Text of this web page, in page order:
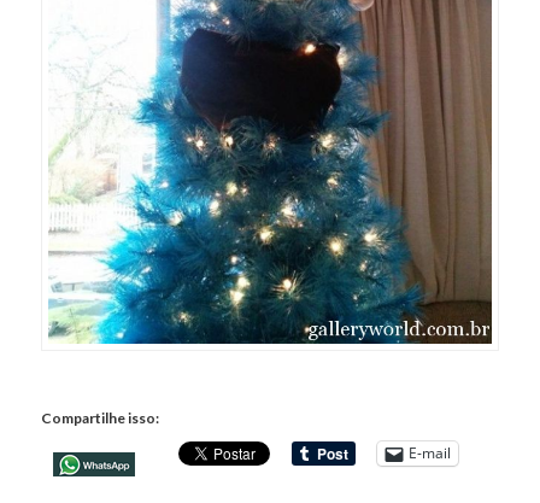
Compartilhe isso:
E-mail